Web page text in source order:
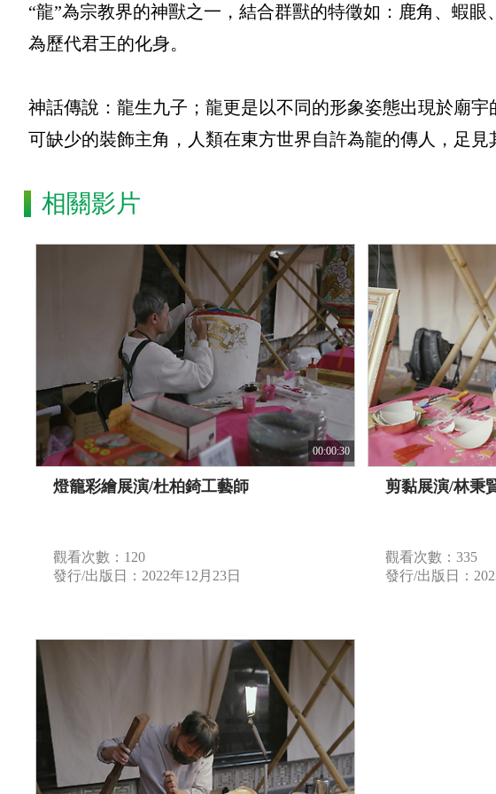
“龍”為宗教界的神獸之一，結合群獸的特徵如：鹿角、蝦
為歷代君王的化身。
神話傳說：龍生九子；龍更是以不同的形象姿態出現於廟
可缺少的裝飾主角，人類在東方世界自許為龍的傳人，足見
相關影片
00:00:30
燈籠彩繪展演/杜柏錡工藝師
觀看次數：120
發行/出版日：2022年12月23日
剪黏展演/林秉
觀看次數：335
發行/出版日：